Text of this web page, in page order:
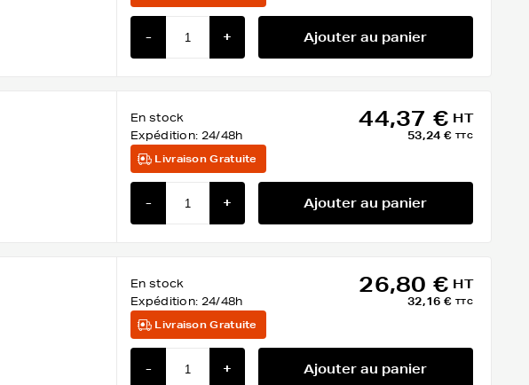
- + Ajouter au panier
En stock
Expédition: 24/48h
44,37 € HT
53,24 € TTC
Livraison Gratuite
- + Ajouter au panier
En stock
Expédition: 24/48h
26,80 € HT
32,16 € TTC
Livraison Gratuite
- + Ajouter au panier